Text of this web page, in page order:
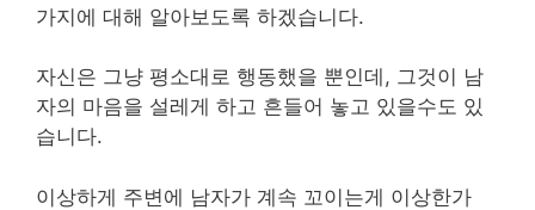
가지에 대해 알아보도록 하겠습니다.
자신은 그냥 평소대로 행동했을 뿐인데, 그것이 남
자의 마음을 설레게 하고 흔들어 놓고 있을수도 있
습니다.
이상하게 주변에 남자가 계속 꼬이는게 이상한가